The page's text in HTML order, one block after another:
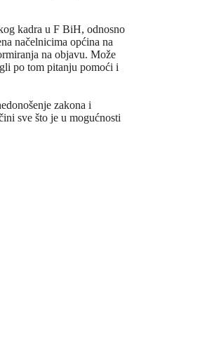
kadra u F BiH, odnosno
načelnicima općina na
na objavu. Može
po tom pitanju pomoći i
zakona i
sve što je u mogućnosti